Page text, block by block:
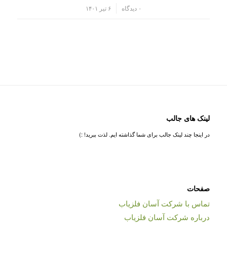
۰ دیدگاه ۶ تیر ۱۴۰۱
لینک های جالب
در اینجا چند لینک جالب برای شما گذاشته ایم. لذت ببرید! :)
صفحات
تماس با شرکت آسان فلزیاب
درباره شرکت آسان فلزیاب